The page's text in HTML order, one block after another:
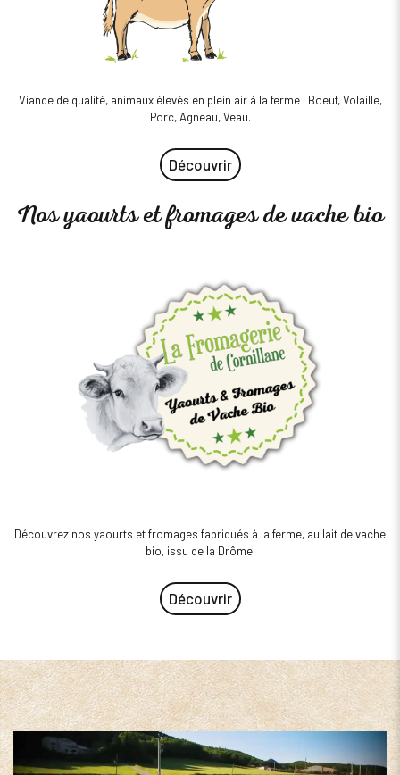
Viande de qualité, animaux élevés en plein air à la ferme : Boeuf, Volaille,
Porc, Agneau, Veau.
Découvrir
Nos yaourts et fromages de vache bio
Découvrez nos yaourts et fromages fabriqués à la ferme, au lait de vache
bio, issu de la Drôme.
Découvrir